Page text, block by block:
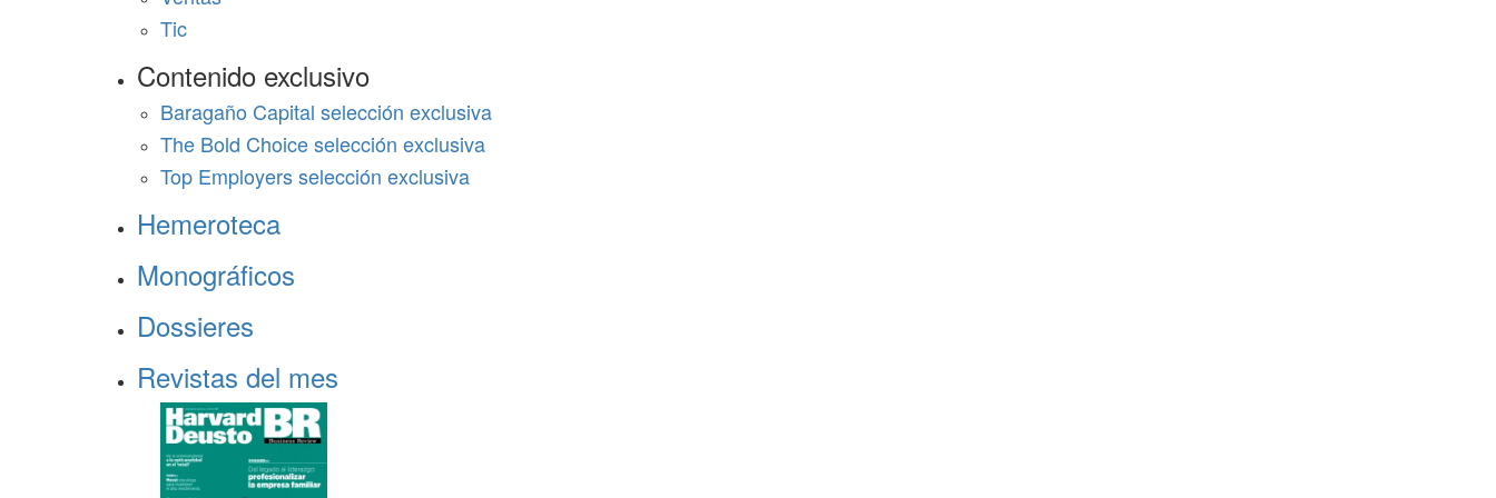
Tic
Contenido exclusivo
Baragaño Capital selección exclusiva
The Bold Choice selección exclusiva
Top Employers selección exclusiva
Hemeroteca
Monográficos
Dossieres
Revistas del mes